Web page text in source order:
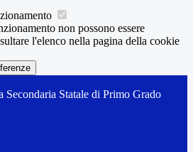
non possono essere
l'elenco nella pagina della cookie
Secondaria Statale di Primo Grado